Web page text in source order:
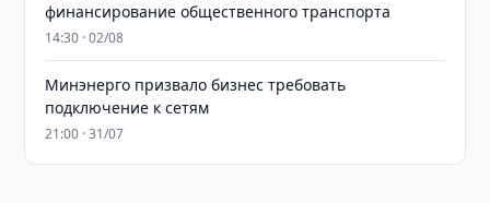
финансирование общественного транспорта
14:30 · 02/08
Минэнерго призвало бизнес требовать
подключение к сетям
21:00 · 31/07